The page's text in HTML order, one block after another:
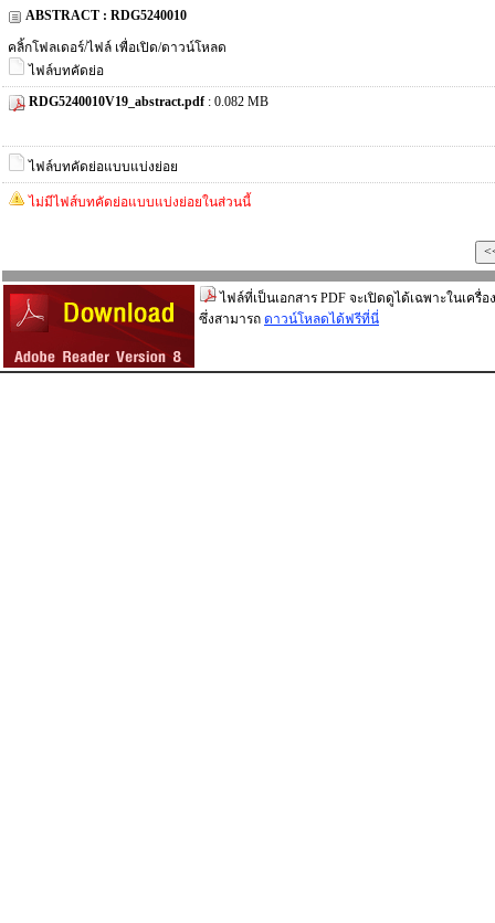
ABSTRACT : RDG5240010
คลิ้กโฟลเดอร์/ไฟล์ เพื่อเปิด/ดาวน์โหลด
ไฟล์บทคัดย่อ
RDG5240010V19_abstract.pdf : 0.082 MB
ไฟล์บทคัดย่อแบบแบ่งย่อย
ไม่มีไฟส์บทคัดย่อแบบแบ่งย่อยในส่วนนี้
ไฟล์ที่เป็นเอกสาร PDF จะเปิดดูได้เฉพาะในเครื่อ
ซึ่งสามารถ ดาวน์โหลดได้ฟรีที่นี่